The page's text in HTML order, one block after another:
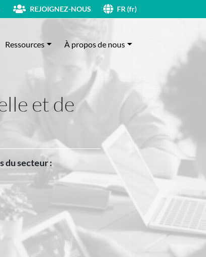
REJOIGNEZ-NOUS FR (fr)
Ressources À propos de nous
et de
du secteur :